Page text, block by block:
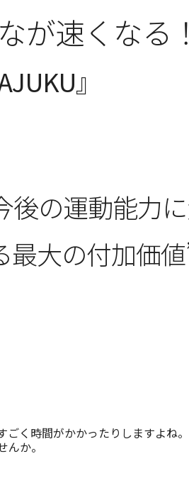
が速くなる！
』
の運動能力
大の付加価値
く時間がかかったりしますよね。
か。